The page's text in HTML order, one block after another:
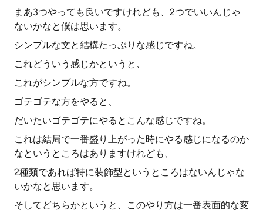
まあ3つやっても良いですけれども、2つでいいんじゃ
ないかなと僕は思います。
シンプルな文と結構たっぷりな感じですね。
これどういう感じかというと、
これがシンプルな方ですね。
ゴテゴテな方をやると、
だいたいゴテゴテにやるとこんな感じですね。
これは結局で一番盛り上がった時にやる感じになるのか
なというところはありますけれども、
2種類であれば特に装飾型というところはないんじゃな
いかなと思います。
そしてどちらかというと、このやり方は一番表面的な変